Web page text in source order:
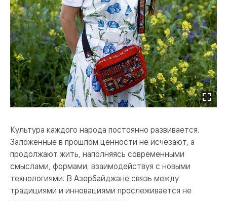
Культура каждого народа постоянно развивается.
Заложенные в прошлом ценности не исчезают, а
продолжают жить, наполняясь современными
смыслами, формами, взаимодействуя с новыми
технологиями. В Азербайджане связь между
традициями и инновациями прослеживается не